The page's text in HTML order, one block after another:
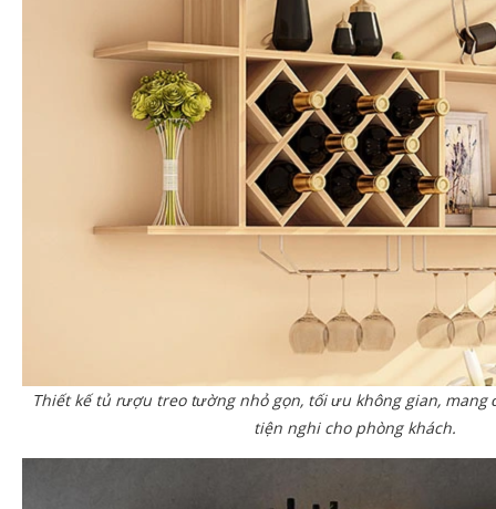
Thiết kế tủ rượu treo tường nhỏ gọn, tối ưu không gian, mang
tiện nghi cho phòng khách.